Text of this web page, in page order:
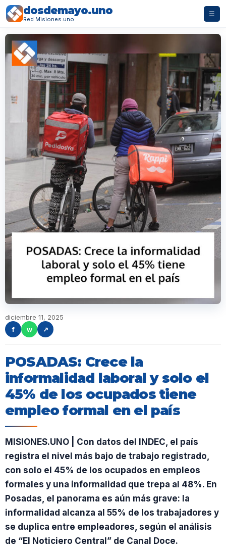
dosdemayo.uno
Red Misiones.uno
☰
diciembre 11, 2025
f
w ↗
POSADAS: Crece la
informalidad laboral y solo el
45% de los ocupados tiene
empleo formal en el país
MISIONES.UNO | Con datos del INDEC, el país
registra el nivel más bajo de trabajo registrado,
con solo el 45% de los ocupados en empleos
formales y una informalidad que trepa al 48%. En
Posadas, el panorama es aún más grave: la
informalidad alcanza al 55% de los trabajadores y
se duplica entre empleadores, según el análisis
de “El Noticiero Central” de Canal Doce.